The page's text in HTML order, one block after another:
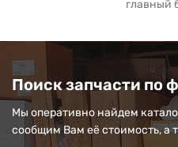
главный
Поиск запчасти по
Мы оперативно найдем
сообщим Вам её стоимость, а